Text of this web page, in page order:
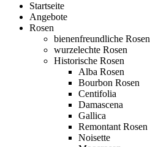
Startseite
Angebote
Rosen
bienenfreundliche Rosen
wurzelechte Rosen
Historische Rosen
Alba Rosen
Bourbon Rosen
Centifolia
Damascena
Gallica
Remontant Rosen
Noisette